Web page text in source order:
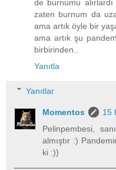
de burnumu
zaten burnum da
ama artık öyle bir
ama artık şu
birbirinden..
Yanıtla
Yanıtlar
Momentos
15
Pelinpembesi,
almıştır :)
ki :))